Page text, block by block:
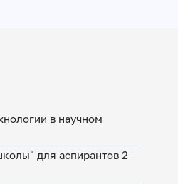
в научном
для аспирантов 2